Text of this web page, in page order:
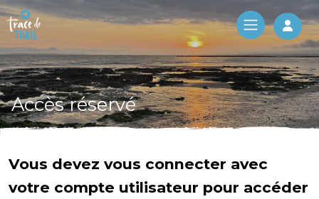
Log
Accès réservé
Vous devez vous connecter avec
votre compte utilisateur pour accéder